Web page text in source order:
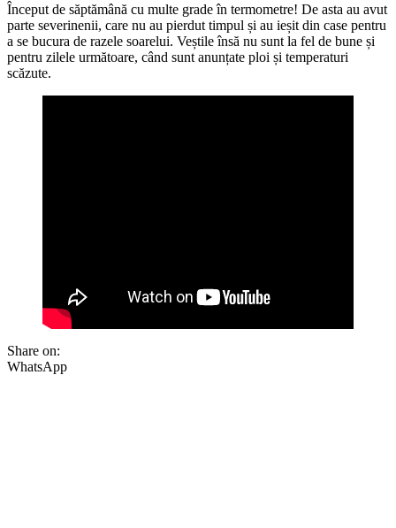
Început de săptămână cu multe grade în termometre! De asta au avut
parte severinenii, care nu au pierdut timpul și au ieșit din case pentru
a se bucura de razele soarelui. Veștile însă nu sunt la fel de bune și
pentru zilele următoare, când sunt anunțate ploi și temperaturi
scăzute.
Share on:
WhatsApp